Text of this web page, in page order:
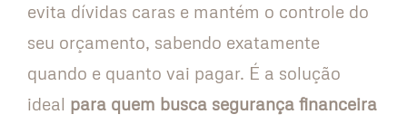
evita dívidas caras e mantém o controle do
seu orçamento, sabendo exatamente
quando e quanto vai pagar. É a solução
ideal para quem busca segurança financeira